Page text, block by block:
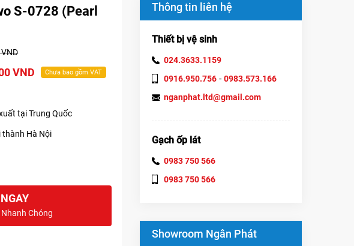
S-0728 (Pearl
VND Chưa bao gồm VAT
tại Trung Quốc
thành Hà Nội
Chóng
Thông tin liên hệ
Thiết bị vệ sinh
024.3633.1159
0916.950.756 - 0983.573.166
nganphat.ltd@gmail.com
Gạch ốp lát
0983 750 566
0983 750 566
Showroom Ngân Phát